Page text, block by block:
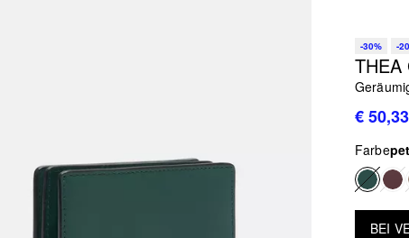
-30% -
THEA
€ 50,33
Farbe
BEI